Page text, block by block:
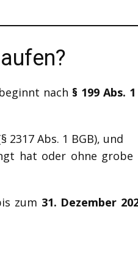
nach § 199 Abs.
Abs. 1 BGB), und
hat oder ohne grobe
zum 31. Dezember